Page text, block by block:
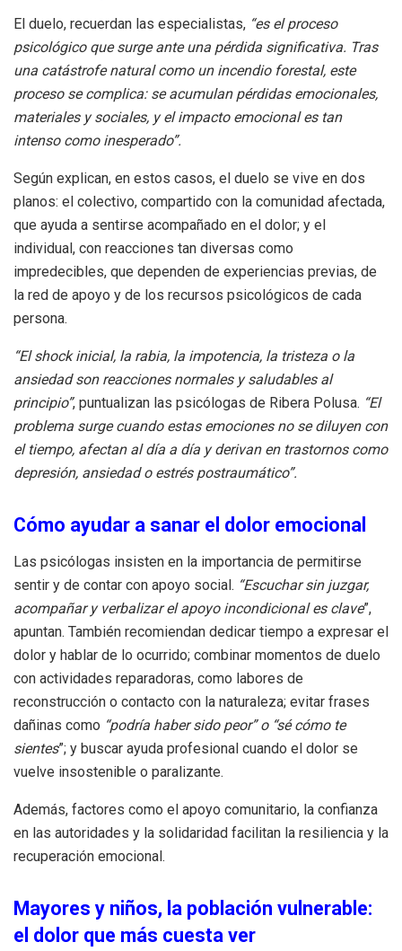
El duelo, recuerdan las especialistas, “es el proceso
psicológico que surge ante una pérdida significativa. Tras
una catástrofe natural como un incendio forestal, este
proceso se complica: se acumulan pérdidas emocionales,
materiales y sociales, y el impacto emocional es tan
intenso como inesperado”.
Según explican, en estos casos, el duelo se vive en dos
planos: el colectivo, compartido con la comunidad afectada,
que ayuda a sentirse acompañado en el dolor; y el
individual, con reacciones tan diversas como
impredecibles, que dependen de experiencias previas, de
la red de apoyo y de los recursos psicológicos de cada
persona.
“El shock inicial, la rabia, la impotencia, la tristeza o la
ansiedad son reacciones normales y saludables al
principio”, puntualizan las psicólogas de Ribera Polusa. “El
problema surge cuando estas emociones no se diluyen con
el tiempo, afectan al día a día y derivan en trastornos como
depresión, ansiedad o estrés postraumático”.
Cómo ayudar a sanar el dolor emocional
Las psicólogas insisten en la importancia de permitirse
sentir y de contar con apoyo social. “Escuchar sin juzgar,
acompañar y verbalizar el apoyo incondicional es clave”,
apuntan. También recomiendan dedicar tiempo a expresar el
dolor y hablar de lo ocurrido; combinar momentos de duelo
con actividades reparadoras, como labores de
reconstrucción o contacto con la naturaleza; evitar frases
dañinas como “podría haber sido peor” o “sé cómo te
sientes”; y buscar ayuda profesional cuando el dolor se
vuelve insostenible o paralizante.
Además, factores como el apoyo comunitario, la confianza
en las autoridades y la solidaridad facilitan la resiliencia y la
recuperación emocional.
Mayores y niños, la población vulnerable:
el dolor que más cuesta ver